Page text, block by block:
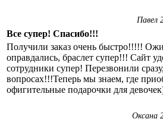
Павел
Все супер! Спасибо!!!
Получили заказ очень быстро!!!!!
оправдались, браслет супер!!! Сайт
сотрудники супер! Перезвонили
вопросах!!!Теперь мы знаем, где
офигительные подарочки для
Оксана